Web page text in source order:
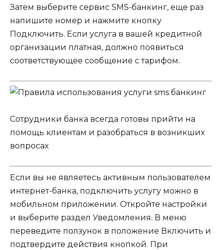
Затем выберите сервис SMS-банкинг, еще раз
напишите номер и нажмите кнопку
Подключить. Если услуга в вашей кредитной
организации платная, должно появиться
соответствующее сообщение с тарифом.
Сотрудники банка всегда готовы прийти на
помощь клиентам и разобраться в возникших
вопросах
Если вы не являетесь активным пользователем
интернет-банка, подключить услугу можно в
мобильном приложении. Откройте настройки
и выберите раздел Уведомления. В меню
переведите ползунок в положение Включить и
подтвердите действия кнопкой. При